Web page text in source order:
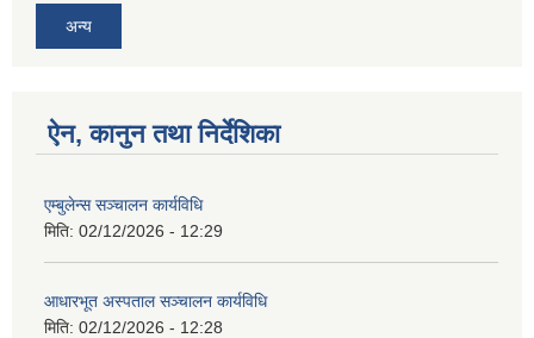
अन्य
ऐन, कानुन तथा निर्देशिका
एम्बुलेन्स सञ्चालन कार्यविधि
मिति: 02/12/2026 - 12:29
आधारभूत अस्पताल सञ्चालन कार्यविधि
मिति: 02/12/2026 - 12:28